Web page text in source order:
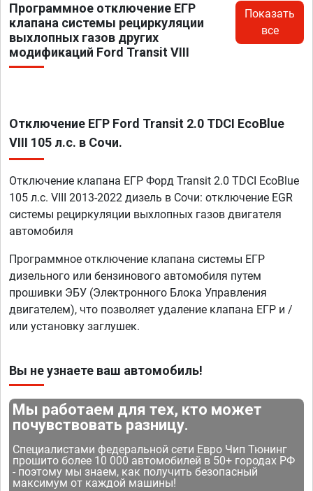
Программное отключение ЕГР
клапана системы рециркуляции
выхлопных газов других
модификаций Ford Transit VIII
Показать
все
Отключение ЕГР Ford Transit 2.0 TDCI EcoBlue
VIII 105 л.с. в Сочи.
Отключение клапана ЕГР Форд Transit 2.0 TDCI EcoBlue
105 л.с. VIII 2013-2022 дизель в Сочи: отключение EGR
системы рециркуляции выхлопных газов двигателя
автомобиля
Программное отключение клапана системы ЕГР
дизельного или бензинового автомобиля путем
прошивки ЭБУ (Электронного Блока Управления
двигателем), что позволяет удаление клапана ЕГР и /
или установку заглушек.
Вы не узнаете ваш автомобиль!
Мы работаем для тех, кто может
почувствовать разницу.
Специалистами федеральной сети Евро Чип Тюнинг
прошито более 10 000 автомобилей в 50+ городах РФ
- поэтому мы знаем, как получить безопасный
максимум от каждой машины!